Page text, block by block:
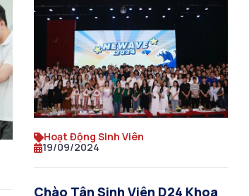
Hoạt Động Sinh Viên
19/09/2024
Chào Tân Sinh Viên D24 Khoa